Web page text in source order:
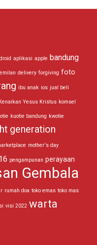
aplikasi apple bandung
delivery forgiving foto
ibu anak ios jual beli
Yesus Kristus komsel
kuotie bandung kwotie
generation
mother's day
pengampunan perayaan
Gembala
rumah doa toko emas toko mas
visi 2022 warta